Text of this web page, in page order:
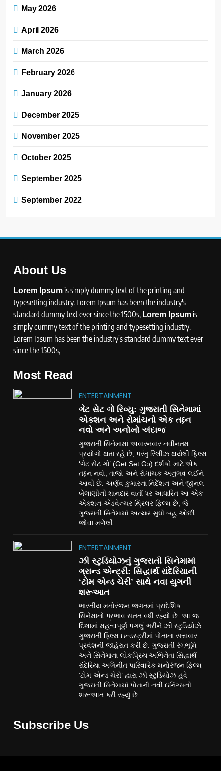
May 2026
April 2026
March 2026
February 2026
January 2026
December 2025
November 2025
October 2025
September 2025
September 2022
About Us
Lorem Ipsumis simply dummy text of the printing and
typesetting industry. Lorem Ipsum has been the industry's
standard dummy text ever since the 1500s, Lorem Ipsumis
simply dummy text of the printing and typesetting industry.
Lorem Ipsum has been the industry's standard dummy text ever
since the 1500s,
Most Read
ENTERTAINMENT
ગેટ સેટ ગો રિવ્યુ: ગુજરાતી સિનેમામાં
એક્શન અને રોમાંચનો એક તદ્દન
નવો અને અનોખો અંદાજ
ગુજરાતી સિનેમામાં અવારનવાર નવીનતમ
પ્રયોગો થતા રહે છે, પરંતુ રિલીઝ થયેલી ફિલ્મ
‘ગેટ સેટ ગો’ (Get Set Go) દર્શકો માટે એક
તદ્દન નવો, તાજો અને રોમાંચક અનુભવ લઈને
આવી છે. અર્ણવ કુમારના નિર્દેશન અને જીનલ
બેલાણીની શાનદાર વાર્તા પર આધારિત આ એક
એક્શન-એડવેન્ચર થ્રિલર ફિલ્મ છે, જે
ગુજરાતી સિનેમામાં અત્યાર સુધી બહુ ઓછી
જોવા મળેલી...
ENTERTAINMENT
ઝી સ્ટુડિયોઝનું ગુજરાતી સિનેમામાં
ગ્રાન્ડ એન્ટ્રી: સિદ્ધાર્થ રાંદેરિયાની
‘ટોમ એન્ડ ચેરી’ સાથે નવા યુગની
શરૂઆત
ભારતીય મનોરંજન જગતમાં પ્રાદેશિક
સિનેમાનો પ્રભાવ સતત વધી રહ્યો છે. આ જ
દિશામાં મહત્વપૂર્ણ પગલું ભરીને ઝી સ્ટુડિયોઝે
ગુજરાતી ફિલ્મ ઇન્ડસ્ટ્રીમાં પોતાના સત્તાવાર
પ્રવેશની જાહેરાત કરી છે. ગુજરાતી રંગભૂમિ
અને સિનેમાના લોકપ્રિય અભિનેતા સિદ્ધાર્થ
રાંદેરિયા અભિનીત પારિવારિક મનોરંજન ફિલ્મ
‘ટોમ એન્ડ ચેરી’ દ્વારા ઝી સ્ટુડિયોઝ હવે
ગુજરાતી સિનેમામાં પોતાની નવી ઇનિંગ્સની
શરૂઆત કરી રહ્યું છે....
Subscribe Us